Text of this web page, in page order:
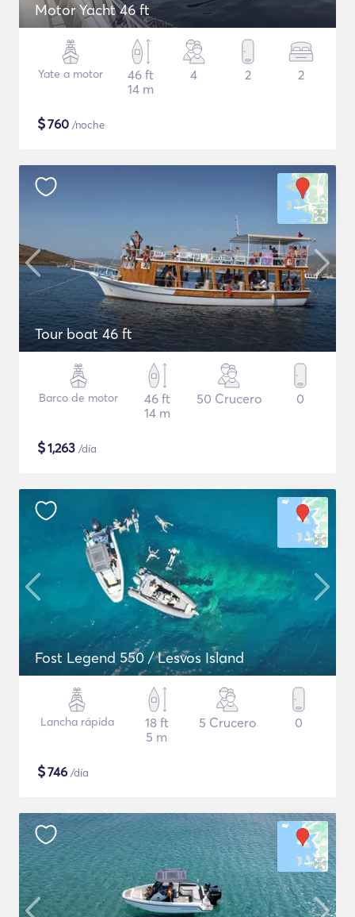
Motor Yacht 46 ft
Yate a motor
46 ft
14 m
4 2 2
$760 /noche
Tour boat 46 ft
Barco de motor
46 ft
14 m
50 Crucero 0
$1,263 /día
Fost Legend 550 / Lesvos Island
Lancha rápida
18 ft
5 m
5 Crucero 0
$746 /día